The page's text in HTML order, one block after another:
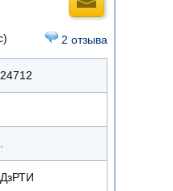
2 отзыва
24712
ДзРТИ